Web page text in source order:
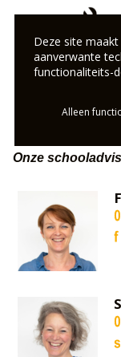
Maakotheek
Onze
Deze site
aanverwante
functionaliteits-
Alleen